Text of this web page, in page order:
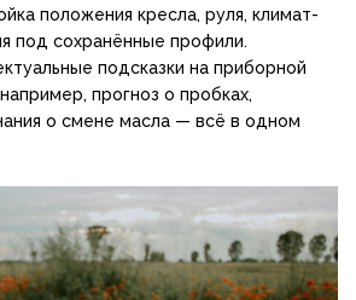
положения кресла, руля, климат-
под сохранённые профили.
подсказки на приборной
прогноз о пробках,
о смене масла — всё в одном